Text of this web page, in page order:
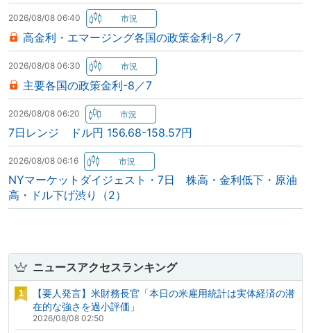
2026/08/08 06:40
高金利・エマージング各国の政策金利-8／7
2026/08/08 06:30
主要各国の政策金利-8／7
2026/08/08 06:20
7日レンジ ドル円 156.68-158.57円
2026/08/08 06:16
NYマーケットダイジェスト・7日 株高・金利低下・原油
高・ドル下げ渋り（2）
ニュースアクセスランキング
【要人発言】米財務長官「本日の米雇用統計は実体経済の潜
在的な強さを過小評価」
2026/08/08 02:50